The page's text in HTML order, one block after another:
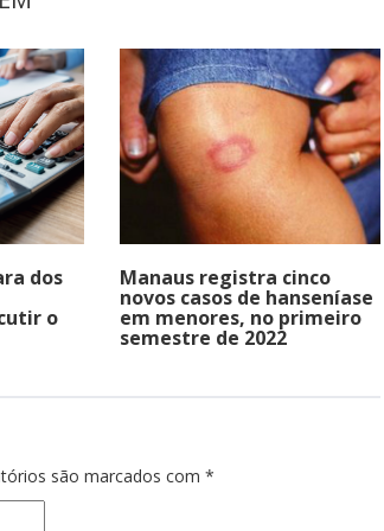
dos
o
Manaus registra cinco
novos casos de hanseníase
em menores, no primeiro
semestre de 2022
são marcados com *